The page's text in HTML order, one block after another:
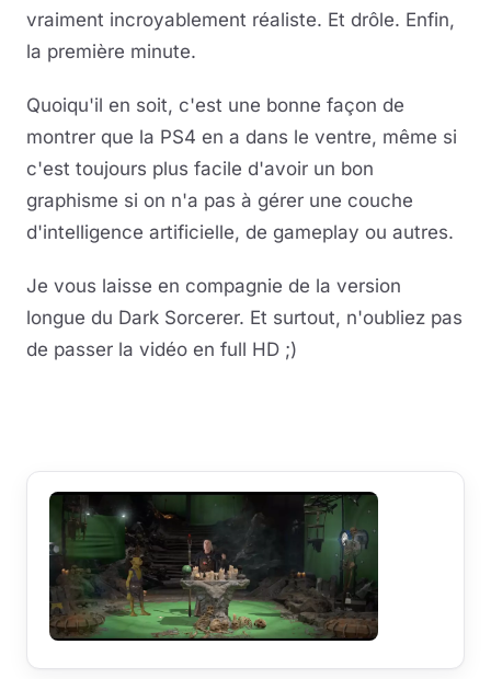
vraiment incroyablement réaliste. Et drôle. Enfin,
la première minute.
Quoiqu'il en soit, c'est une bonne façon de
montrer que la PS4 en a dans le ventre, même si
c'est toujours plus facile d'avoir un bon
graphisme si on n'a pas à gérer une couche
d'intelligence artificielle, de gameplay ou autres.
Je vous laisse en compagnie de la version
longue du Dark Sorcerer. Et surtout, n'oubliez pas
de passer la vidéo en full HD ;)